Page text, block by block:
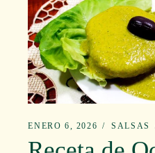
ENERO 6, 2026 SALSAS